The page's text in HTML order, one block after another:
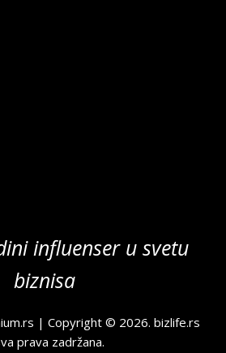
influenser u svetu
biznisa
| Copyright © 2026.bizlife.rs
prava zadržana.